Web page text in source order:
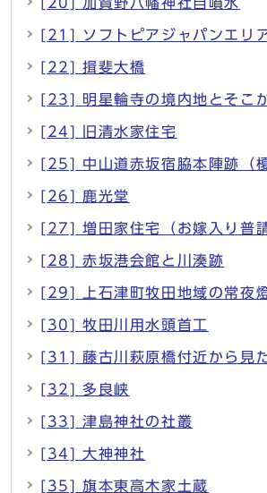
[21] ソフトピアジャパンエリ
[22] 揖斐大橋
[23] 明星輪寺の境内地とそこ
[24] 旧清水家住宅
[25] 中山道赤坂宿脇本陣跡（
[26] 鹿光堂
[27] 増田家住宅（お嫁入り普
[28] 赤坂港会館と川湊跡
[29] 上石津町牧田地域の常夜
[30] 牧田川用水頭首工
[31] 藤古川萩原橋付近から見
[32] 多良峡
[33] 津島神社の社叢
[34] 大神神社
[35] 旗本東高木家土蔵